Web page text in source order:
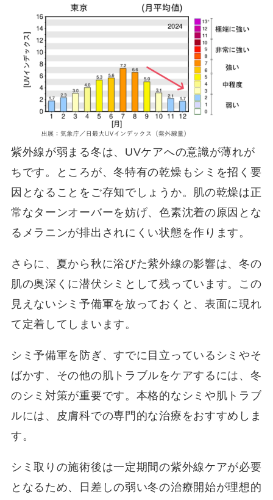
紫外線が弱まる冬は、UVケアへの意識が薄れが
ちです。ところが、冬特有の乾燥もシミを招く要
因となることをご存知でしょうか。肌の乾燥は正
常なターンオーバーを妨げ、色素沈着の原因とな
るメラニンが排出されにくい状態を作ります。
さらに、夏から秋に浴びた紫外線の影響は、冬の
肌の奥深くに潜伏シミとして残っています。この
見えないシミ予備軍を放っておくと、表面に現れ
て定着してしまいます。
シミ予備軍を防ぎ、すでに目立っているシミやそ
ばかす、その他の肌トラブルをケアするには、冬
のシミ対策が重要です。本格的なシミや肌トラブ
ルには、皮膚科での専門的な治療をおすすめしま
す。
シミ取りの施術後は一定期間の紫外線ケアが必要
となるため、日差しの弱い冬の治療開始が理想的